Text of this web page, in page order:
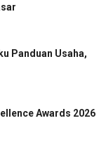
Panduan Usaha,
Awards 2026